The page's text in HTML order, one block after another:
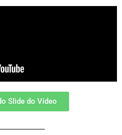
Slide do Vídeo